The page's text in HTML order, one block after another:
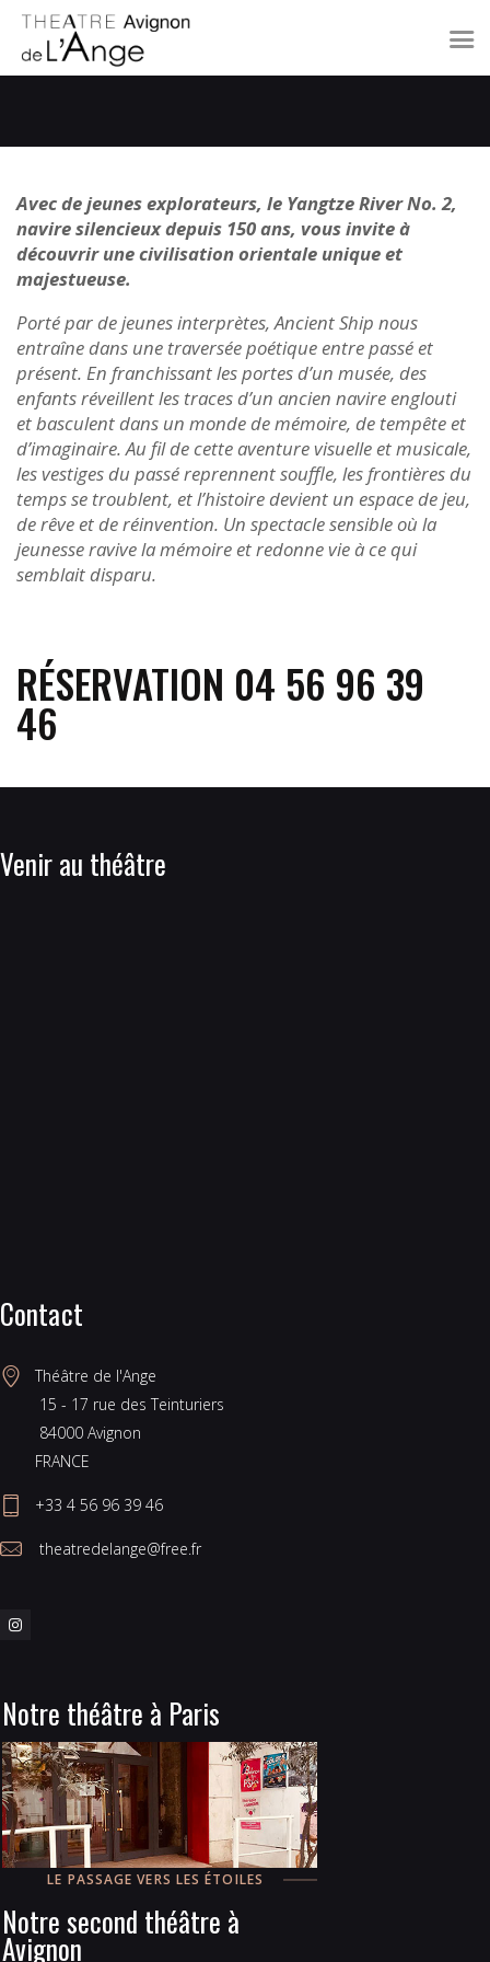
À PROXIMITÉ
CONTACT
Avec de jeunes explorateurs, le Yangtze River No. 2,
navire silencieux depuis 150 ans, vous invite à
découvrir une civilisation orientale unique et
majestueuse.
Porté par de jeunes interprètes, Ancient Ship nous
entraîne dans une traversée poétique entre passé et
présent. En franchissant les portes d’un musée, des
enfants réveillent les traces d’un ancien navire englouti
et basculent dans un monde de mémoire, de tempête et
d’imaginaire. Au fil de cette aventure visuelle et musicale,
les vestiges du passé reprennent souffle, les frontières du
temps se troublent, et l’histoire devient un espace de jeu,
de rêve et de réinvention. Un spectacle sensible où la
jeunesse ravive la mémoire et redonne vie à ce qui
semblait disparu.
RÉSERVATION 04 56 96 39
46
Venir au théâtre
Contact
Théâtre de l'Ange
15 - 17 rue des Teinturiers
84000 Avignon
FRANCE
+33 4 56 96 39 46
theatredelange@free.fr
Notre théâtre à Paris
LE PASSAGE VERS LES ÉTOILES
Notre second théâtre à
Avignon